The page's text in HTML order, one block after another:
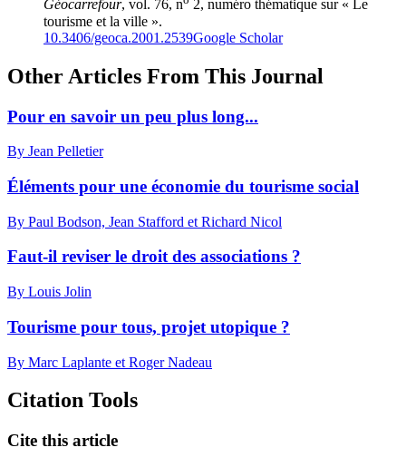
Géocarrefour, vol. 76, n
2, numéro thématique sur « Le
tourisme et la ville ».
10.3406/geoca.2001.2539Google Scholar
Other Articles From This Journal
Pour en savoir un peu plus long...
By Jean Pelletier
Éléments pour une économie du tourisme social
By Paul Bodson, Jean Stafford et Richard Nicol
Faut-il reviser le droit des associations ?
By Louis Jolin
Tourisme pour tous, projet utopique ?
By Marc Laplante et Roger Nadeau
Citation Tools
Cite this article